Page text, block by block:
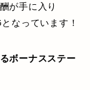
が手に入り
なっています！
ボーナスステー